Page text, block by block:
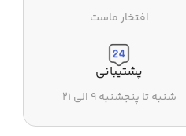
افتخار ماست
پشتیبانی
شنبه تا پنجشنبه ۹ الی ۲۱